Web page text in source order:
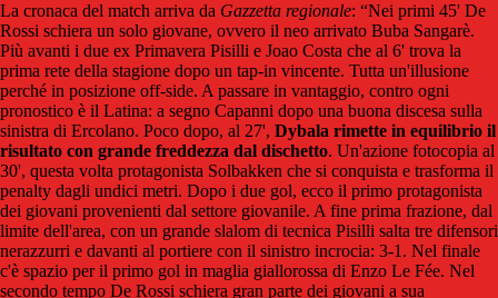
La cronaca del match arriva da Gazzetta regionale: “Nei primi 45' De
Rossi schiera un solo giovane, ovvero il neo arrivato Buba Sangarè.
Più avanti i due ex Primavera Pisilli e Joao Costa che al 6' trova la
prima rete della stagione dopo un tap-in vincente. Tutta un'illusione
perché in posizione off-side. A passare in vantaggio, contro ogni
pronostico è il Latina: a segno Capanni dopo una buona discesa sulla
sinistra di Ercolano. Poco dopo, al 27', Dybala rimette in equilibrio il
risultato con grande freddezza dal dischetto. Un'azione fotocopia al
30', questa volta protagonista Solbakken che si conquista e trasforma il
penalty dagli undici metri. Dopo i due gol, ecco il primo protagonista
dei giovani provenienti dal settore giovanile. A fine prima frazione, dal
limite dell'area, con un grande slalom di tecnica Pisilli salta tre difensori
nerazzurri e davanti al portiere con il sinistro incrocia: 3-1. Nel finale
c'è spazio per il primo gol in maglia giallorossa di Enzo Le Fée. Nel
secondo tempo De Rossi schiera gran parte dei giovani a sua